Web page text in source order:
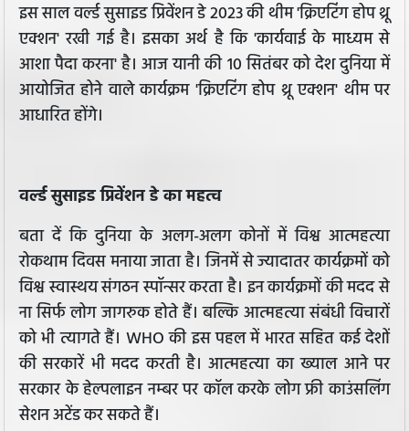
इस साल वर्ल्ड सुसाइड प्रिवेंशन डे 2023 की थीम 'क्रिएटिंग होप थ्रू
एक्शन' रखी गई है। इसका अर्थ है कि 'कार्यवाई के माध्यम से
आशा पैदा करना' है। आज यानी की 10 सितंबर को देश दुनिया में
आयोजित होने वाले कार्यक्रम 'क्रिएटिंग होप थ्रू एक्शन' थीम पर
आधारित होंगे।
वर्ल्ड सुसाइड प्रिवेंशन डे का महत्व
बता दें कि दुनिया के अलग-अलग कोनों में विश्व आत्महत्या
रोकथाम दिवस मनाया जाता है। जिनमें से ज्यादातर कार्यक्रमों को
विश्व स्वास्थय संगठन स्पॉन्सर करता है। इन कार्यक्रमों की मदद से
ना सिर्फ लोग जागरुक होते हैं। बल्कि आत्महत्या संबंधी विचारों
को भी त्यागते हैं। WHO की इस पहल में भारत सहित कई देशों
की सरकारें भी मदद करती है। आत्महत्या का ख्याल आने पर
सरकार के हेल्पलाइन नम्बर पर कॉल करके लोग फ्री काउंसलिंग
सेशन अटेंड कर सकते हैं।